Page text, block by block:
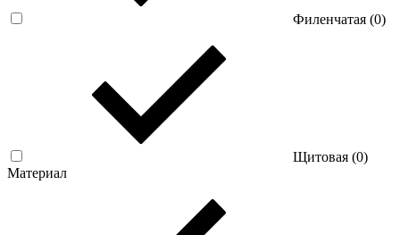
Филенчатая (0)
Щитовая (0)
Материал